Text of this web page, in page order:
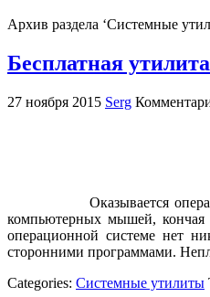
Архив раздела ‘Системные
Бесплатная
27 ноября 2015 Serg
Оказывается
компьютерных мышей, кончая
операционной системе нет
сторонними программами.
Categories: Системные утилиты